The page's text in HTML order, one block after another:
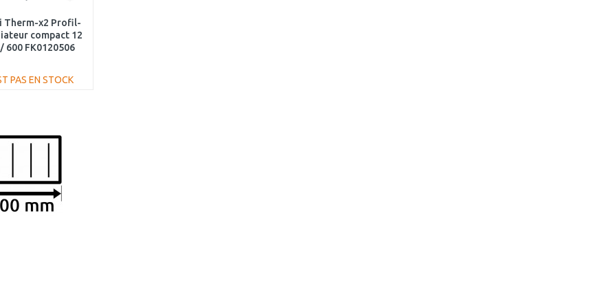
Therm-x2 Profil-
compact 12
600 FK0120506
PAS EN STOCK
Au comparatif